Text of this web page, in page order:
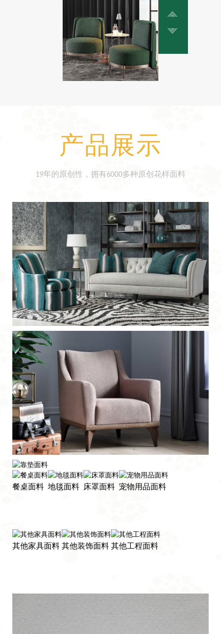
产品展示
19年的原创性，拥有6000多种原创花样面料
沙发面料
生产和销售装饰布，沙发和家用纺织品
窗帘面料
餐桌面料 地毯面料 床罩面料 宠物用品面料
其他家具面料 其他装饰面料 其他工程面料